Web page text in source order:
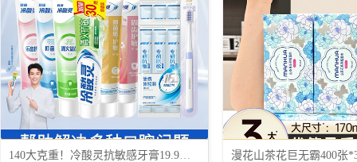
140大克重！冷酸灵抗敏感牙膏19.9任选5件 漫花山茶花巨无霸400张